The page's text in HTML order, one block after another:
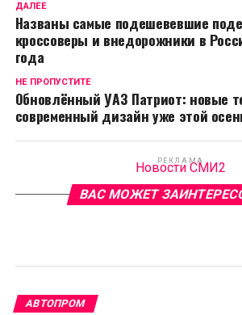
ДАЛЕЕ
Названы самые подешевевшие
кроссоверы и внедорожники в
года
НЕ ПРОПУСТИТЕ
Обновлённый УАЗ Патриот: новые
современный дизайн уже этой
РЕКЛАМА
Новости СМИ2
ВАС МОЖЕТ
АВТОПРОМ